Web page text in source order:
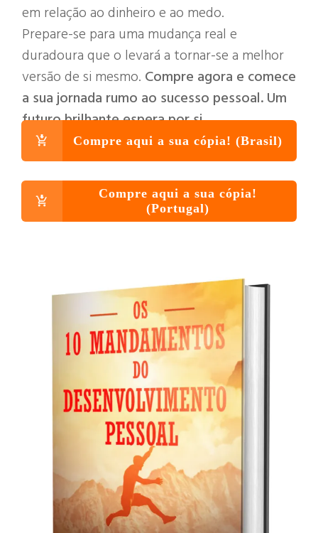
em relação ao dinheiro e ao medo.
Prepare-se para uma mudança real e
duradoura que o levará a tornar-se a melhor
versão de si mesmo. Compre agora e comece
a sua jornada rumo ao sucesso pessoal. Um
futuro brilhante espera por si.
Compre aqui a sua cópia! (Brasil)
Compre aqui a sua cópia!
(Portugal)